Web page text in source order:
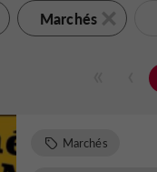
Marchés
Marchés